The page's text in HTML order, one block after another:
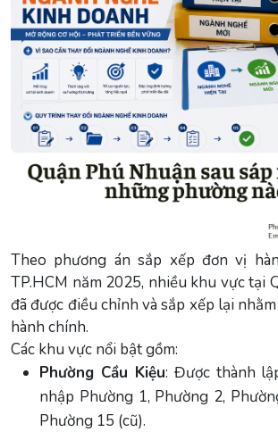
Theo phương án sắp xếp đơn vị
TP.HCM năm 2025, nhiều khu vực tại
đã được điều chỉnh và sắp xếp lại
hành chính.
Các khu vực nổi bật gồm:
Phường Cầu Kiệu: Được thành
nhập Phường 1, Phường 2,
Phường 15 (cũ).